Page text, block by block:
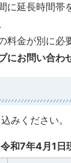
に延長時間
金が別に必
お問い合わ
みください。
和7年4月1日